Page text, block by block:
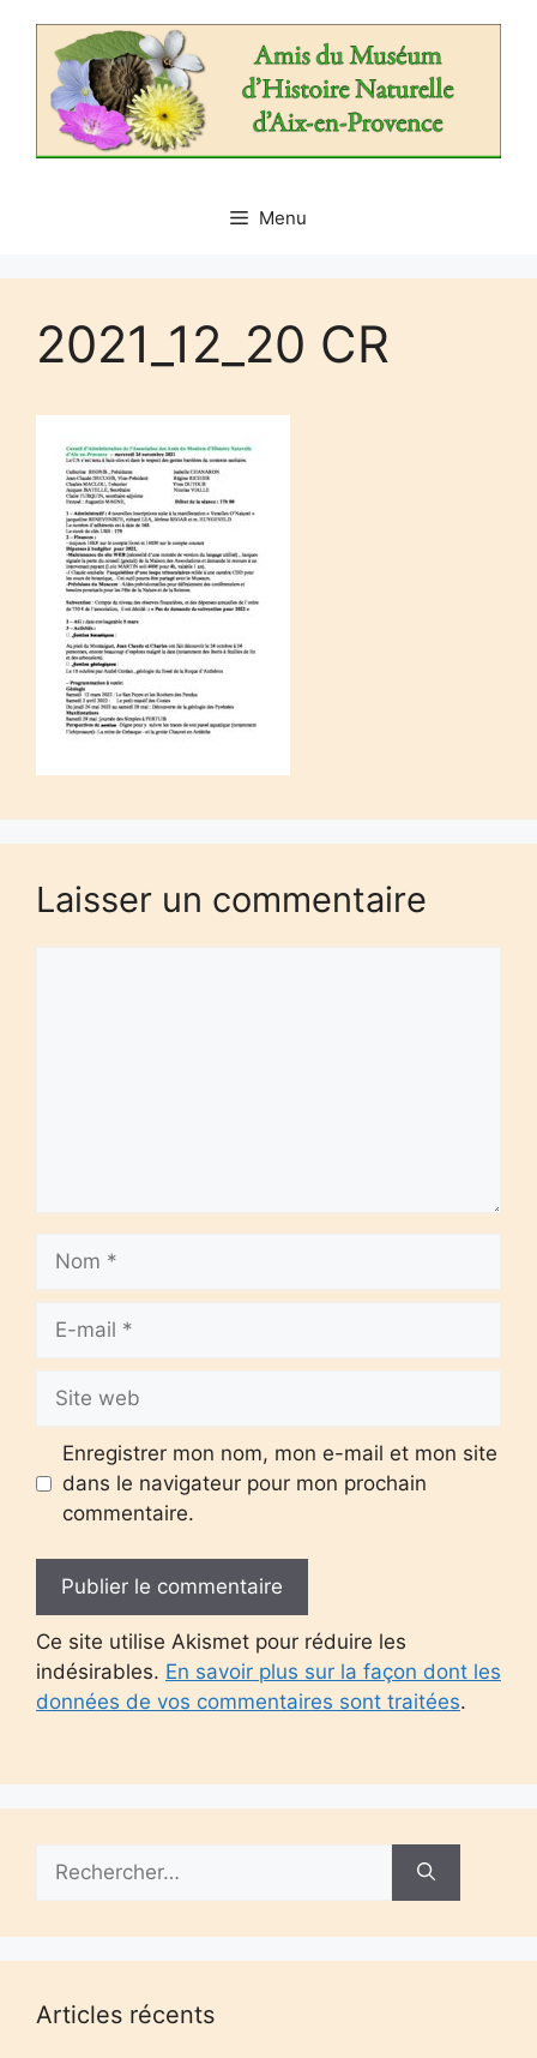
contenu
Menu
2021_12_20 CR
Laisser un commentaire
mail
web
Enregistrer mon nom, mon e-mail et mon site
dans le navigateur pour mon prochain
commentaire.
Ce site utilise Akismet pour réduire les
indésirables. En savoir plus sur la façon dont les
données de vos commentaires sont traitées.
Articles récents